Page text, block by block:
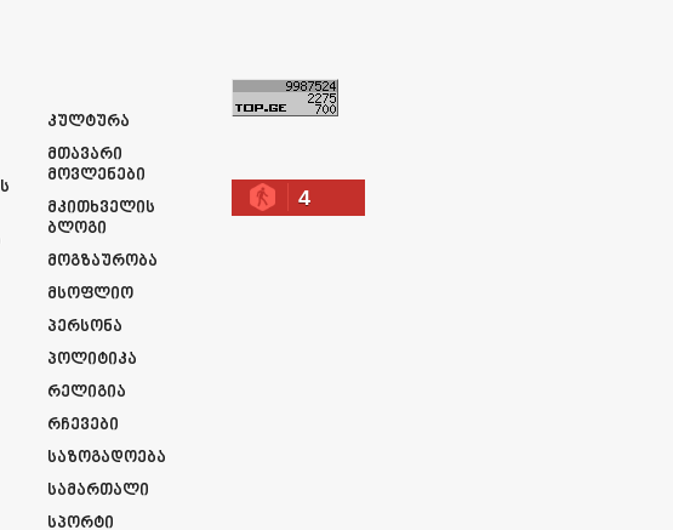
Კულტურა
Მთავარი
Მოვლენები
Მკითხველის
Ბლოგი
Მოგზაურობა
Მსოფლიო
Პერსონა
Პოლიტიკა
Რელიგია
Რჩევები
Საზოგადოება
Სამართალი
Სპორტი
4